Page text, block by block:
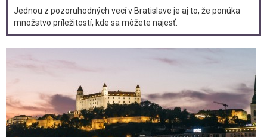
Jednou z pozoruhodných vecí v Bratislave je aj to, že ponúka
množstvo príležitostí, kde sa môžete najesť.